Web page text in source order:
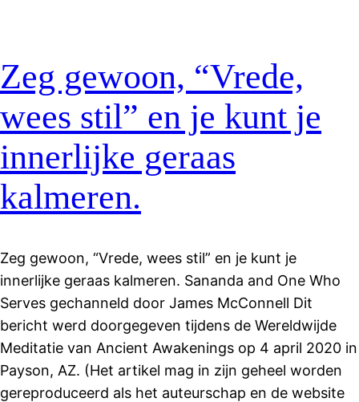
Zeg gewoon, “Vrede,
wees stil” en je kunt je
innerlijke geraas
kalmeren.
Zeg gewoon, “Vrede, wees stil” en je kunt je
innerlijke geraas kalmeren. Sananda and One Who
Serves gechanneld door James McConnell Dit
bericht werd doorgegeven tijdens de Wereldwijde
Meditatie van Ancient Awakenings op 4 april 2020 in
Payson, AZ. (Het artikel mag in zijn geheel worden
gereproduceerd als het auteurschap en de website